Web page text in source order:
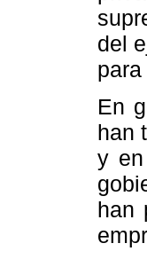
del
En
han
y
han